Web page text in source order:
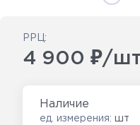
РРЦ:
4 900 ₽/
Наличие
ед. измерения: шт